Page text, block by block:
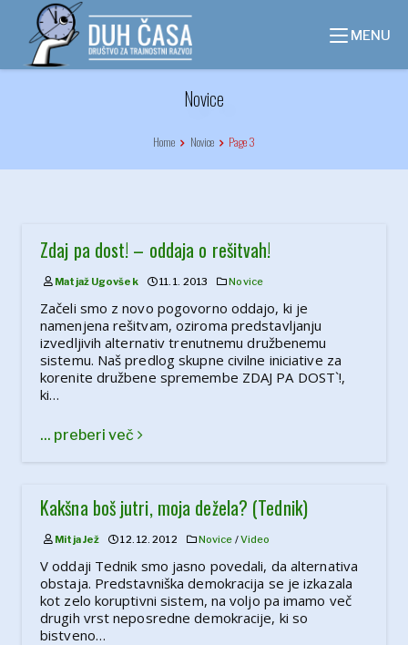
content
MENU
Novice
Home Novice Page 3
Zdaj pa dost! – oddaja o rešitvah!
Matjaž Ugovšek 11. 1. 2013 Novice
Začeli smo z novo pogovorno oddajo, ki je
namenjena rešitvam, oziroma predstavljanju
izvedljivih alternativ trenutnemu družbenemu
sistemu. Naš predlog skupne civilne iniciative za
korenite družbene spremembe ZDAJ PA DOST`!,
ki…
... preberi več
Kakšna boš jutri, moja dežela? (Tednik)
Mitja Jež 12. 12. 2012 Novice /Video
V oddaji Tednik smo jasno povedali, da alternativa
obstaja. Predstavniška demokracija se je izkazala
kot zelo koruptivni sistem, na voljo pa imamo več
drugih vrst neposredne demokracije, ki so
bistveno…